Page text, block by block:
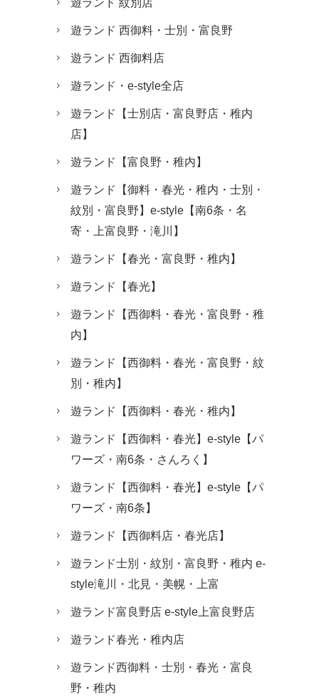
遊ランド 紋別店
遊ランド 西御料・士別・富良野
遊ランド 西御料店
遊ランド・e-style全店
遊ランド【士別店・富良野店・稚内
店】
遊ランド【富良野・稚内】
遊ランド【御料・春光・稚内・士別・
紋別・富良野】e-style【南6条・名
寄・上富良野・滝川】
遊ランド【春光・富良野・稚内】
遊ランド【春光】
遊ランド【西御料・春光・富良野・稚
内】
遊ランド【西御料・春光・富良野・紋
別・稚内】
遊ランド【西御料・春光・稚内】
遊ランド【西御料・春光】e-style【パ
ワーズ・南6条・さんろく】
遊ランド【西御料・春光】e-style【パ
ワーズ・南6条】
遊ランド【西御料店・春光店】
遊ランド士別・紋別・富良野・稚内 e-
style滝川・北見・美幌・上富
遊ランド富良野店 e-style上富良野店
遊ランド春光・稚内店
遊ランド西御料・士別・春光・富良
野・稚内